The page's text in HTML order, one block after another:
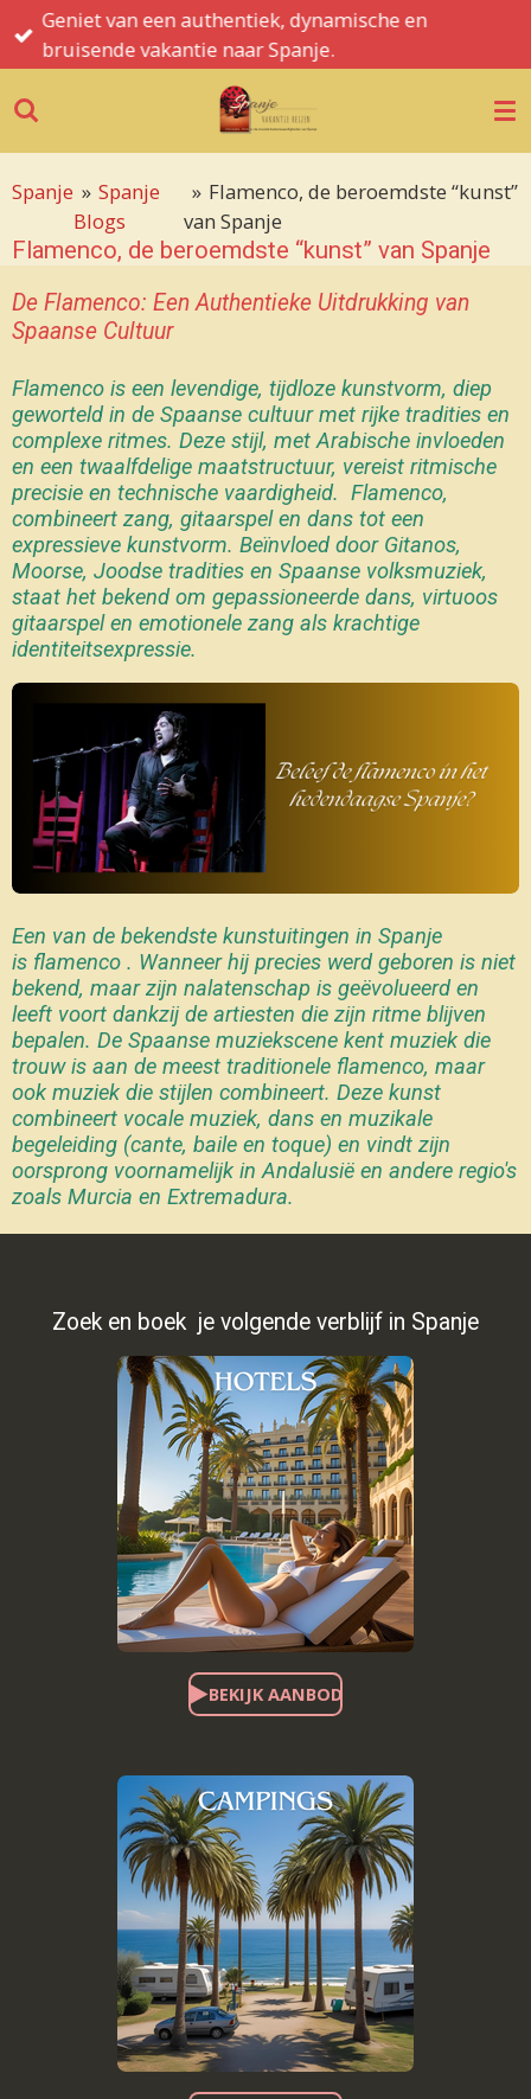
Ga
direct
de
Spanje informatie, tips, hints en de mooiste
bezienswaardigheden
Spanje » Spanje
Blogs
» Flamenco, de beroemdste “kunst”
van Spanje
Flamenco, de beroemdste “kunst” van Spanje
De Flamenco: Een Authentieke Uitdrukking van
Spaanse Cultuur
Flamenco is een levendige, tijdloze kunstvorm, diep
geworteld in de Spaanse cultuurmet rijke tradities en
complexe ritmes. Deze stijl, met Arabische invloeden
en een twaalfdelige maatstructuur, vereist ritmische
precisie en technische vaardigheid. Flamenco,
combineert zang, gitaarspel en dans tot een
expressieve kunstvorm. Beïnvloed door Gitanos,
Moorse, Joodse tradities en Spaanse volksmuziek,
staat het bekend om gepassioneerde dans, virtuoos
gitaarspel en emotionele zang als krachtige
identiteitsexpressie.
Een van de bekendste kunstuitingen in Spanje
is flamenco . Wanneer hij precies werd geboren is niet
bekend, maar zijn nalatenschap is geëvolueerd en
leeft voort dankzij de artiesten die zijn ritme blijven
bepalen. De Spaanse muziekscene kent muziek die
trouw is aan de meest traditionele flamenco, maar
ook muziek die stijlen combineert. Deze kunst
combineert vocale muziek, dans en muzikale
begeleiding (cante, baile en toque) en vindt zijn
oorsprong voornamelijk in Andalusië en andere regio's
zoals Murcia en Extremadura.
Zoek en boek je volgende verblijf in Spanje
BEKIJK AANBOD